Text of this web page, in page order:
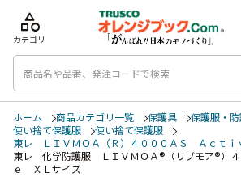
category
カテゴリ
ホーム 商品カテゴリ一覧 保護具
保護服・
使い捨て保護服
使い捨て保護服
東レ ＬＩＶＭＯＡ（Ｒ）４０００ＡＳ Ａｃｔ
東レ 化学防護服 ＬＩＶＭＯＡ®（リブモア®）
ｅ ＸＬサイズ